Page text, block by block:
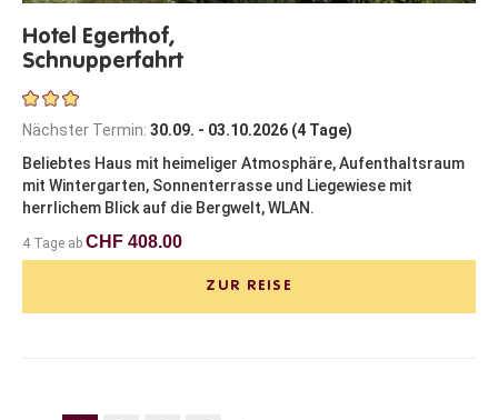
Hotel Egerthof,
Schnupperfahrt
Nächster Termin: 30.09. - 03.10.2026 (4 Tage)
Beliebtes Haus mit heimeliger Atmosphäre, Aufenthaltsraum
mit Wintergarten, Sonnenterrasse und Liegewiese mit
herrlichem Blick auf die Bergwelt, WLAN.
4 Tage ab CHF 408.00
ZUR REISE